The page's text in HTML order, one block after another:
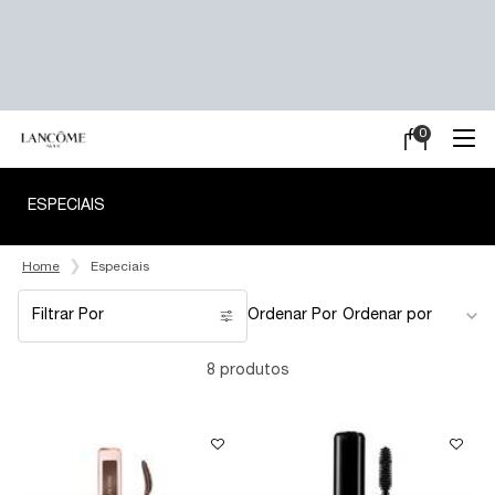
Meu
0
0 product in
ESPECIAIS
Home Especiais
Filtrar Por
Filters menu
Ordenar Por
8 produtos